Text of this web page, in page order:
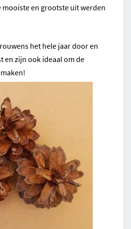
mooiste en grootste uit werden
het hele jaar door en
en zijn ook ideaal om de